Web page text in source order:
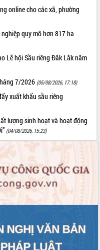
online cho các xã, phường
quy mô hơn 817 ha
Lễ hội Sầu riêng Đắk Lắk năm
7/2026 (05/08/2026, 17:18)
xuất khẩu sầu riêng
lượng sinh hoạt và hoạt động
(04/08/2026, 15:23)